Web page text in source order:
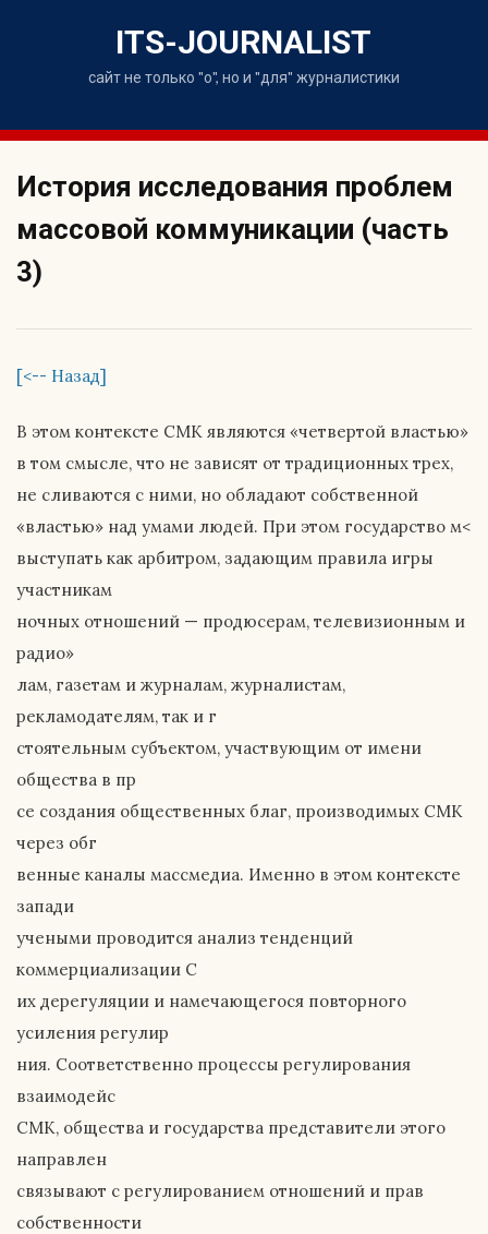
content
ITS-JOURNALIST
сайт не только "о", но и "для" журналистики
История исследования проблем
массовой коммуникации (часть
3)
[<-- Назад]
В этом контексте СМК являются «четвертой властью»
в том смысле, что не зависят от традиционных трех,
не сливаются с ними, но обладают собственной
«властью» над умами людей. При этом государство м<
выступать как арбитром, задающим правила игры
участникам
ночных отношений — продюсерам, телевизионным и
радио»
лам, газетам и журналам, журналистам,
рекламодателям, так и г
стоятельным субъектом, участвующим от имени
общества в пр
се создания общественных благ, производимых СМК
через обг
венные каналы массмедиа. Именно в этом контексте
запади
учеными проводится анализ тенденций
коммерциализации С
их дерегуляции и намечающегося повторного
усиления регулир
ния. Соответственно процессы регулирования
взаимодейс
СМК, общества и государства представители этого
направлен
связывают с регулированием отношений и прав
собственности